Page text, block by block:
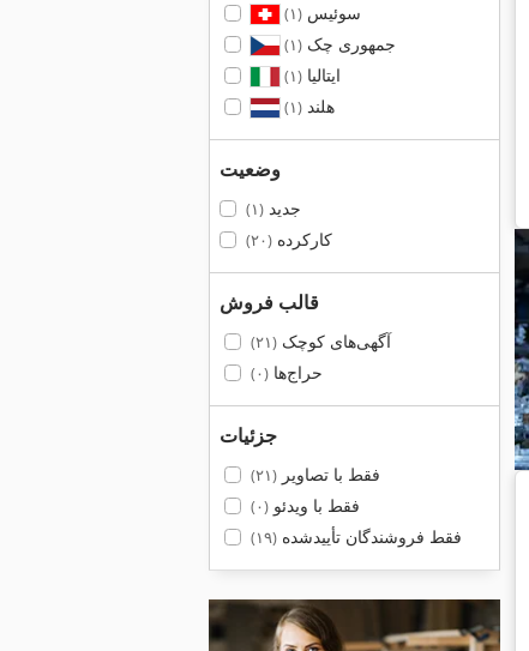
سوئیس(۱)
جمهوری چک(۱)
ایتالیا(۱)
هلند(۱)
وضعیت
جدید(۱)
کارکرده(۲۰)
قالب فروش
آگهی‌های کوچک(۲۱)
حراج‌ها(۰)
جزئیات
فقط با تصاویر(۲۱)
فقط با ویدئو(۰)
فقط فروشندگان تأییدشده(۱۹)